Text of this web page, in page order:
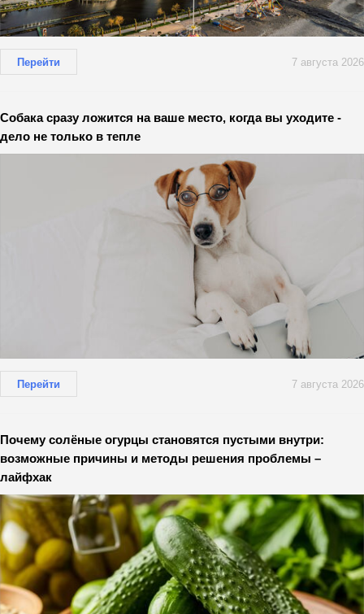
Перейти 7 августа 2026
Собака сразу ложится на ваше место, когда вы уходите -
дело не только в тепле
Перейти 7 августа 2026
Почему солёные огурцы становятся пустыми внутри:
возможные причины и методы решения проблемы –
лайфхак